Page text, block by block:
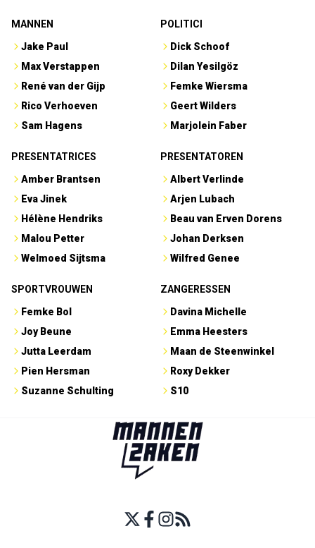
MANNEN
Jake Paul
Max Verstappen
René van der Gijp
Rico Verhoeven
Sam Hagens
POLITICI
Dick Schoof
Dilan Yesilgöz
Femke Wiersma
Geert Wilders
Marjolein Faber
PRESENTATRICES
Amber Brantsen
Eva Jinek
Hélène Hendriks
Malou Petter
Welmoed Sijtsma
PRESENTATOREN
Albert Verlinde
Arjen Lubach
Beau van Erven Dorens
Johan Derksen
Wilfred Genee
SPORTVROUWEN
Femke Bol
Joy Beune
Jutta Leerdam
Pien Hersman
Suzanne Schulting
ZANGERESSEN
Davina Michelle
Emma Heesters
Maan de Steenwinkel
Roxy Dekker
S10